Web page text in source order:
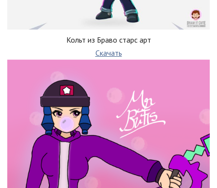
Кольт из Браво старс арт
Скачать